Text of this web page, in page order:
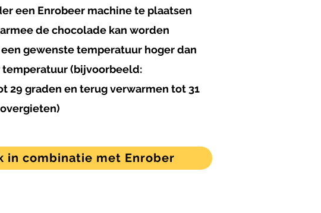
een Enrobeer machine te plaatsen
de chocolade kan worden
gewenste temperatuur hoger dan
(bijvoorbeeld:
29 graden en terug verwarmen tot 31
in combinatie met Enrober